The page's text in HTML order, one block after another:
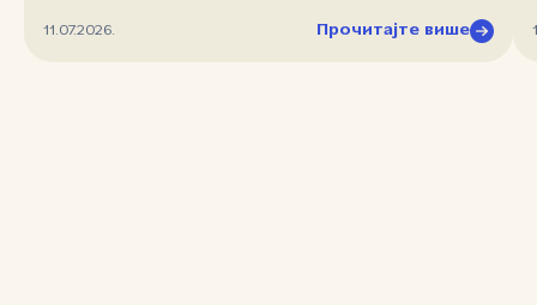
11.07.2026. Прочитајте више